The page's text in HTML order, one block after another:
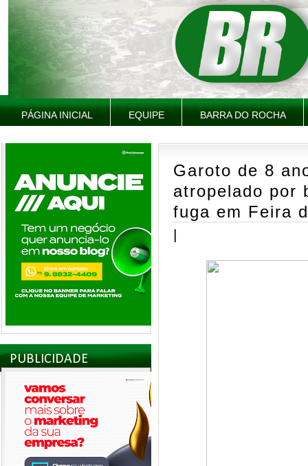
PÁGINA INICIAL EQUIPE BARRA DO ROCHA
PUBLICIDADE
Garoto de 8
atropelado por
fuga em Feira
|